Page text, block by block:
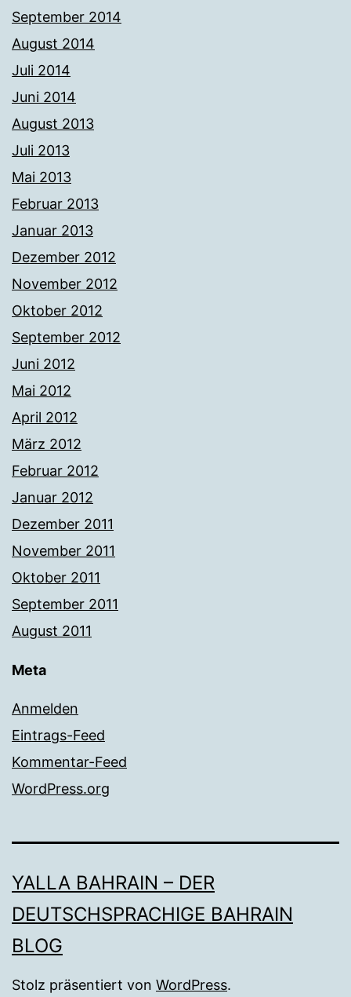
September 2014
August 2014
Juli 2014
Juni 2014
August 2013
Juli 2013
Mai 2013
Februar 2013
Januar 2013
Dezember 2012
November 2012
Oktober 2012
September 2012
Juni 2012
Mai 2012
April 2012
März 2012
Februar 2012
Januar 2012
Dezember 2011
November 2011
Oktober 2011
September 2011
August 2011
Meta
Anmelden
Eintrags-Feed
Kommentar-Feed
WordPress.org
YALLA BAHRAIN – DER
DEUTSCHSPRACHIGE BAHRAIN
BLOG
Stolz präsentiert von WordPress.